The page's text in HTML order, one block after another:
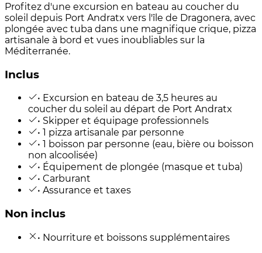
Profitez d'une excursion en bateau au coucher du
soleil depuis Port Andratx vers l'île de Dragonera, avec
plongée avec tuba dans une magnifique crique, pizza
artisanale à bord et vues inoubliables sur la
Méditerranée.
Inclus
• Excursion en bateau de 3,5 heures au
coucher du soleil au départ de Port Andratx
• Skipper et équipage professionnels
• 1 pizza artisanale par personne
• 1 boisson par personne (eau, bière ou boisson
non alcoolisée)
• Équipement de plongée (masque et tuba)
• Carburant
• Assurance et taxes
Non inclus
• Nourriture et boissons supplémentaires